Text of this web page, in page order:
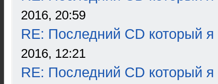
2016, 20:59
RE: Последний CD который я
2016, 12:21
RE: Последний CD который я